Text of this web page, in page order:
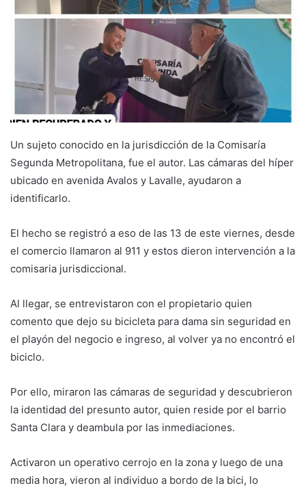
Un sujeto conocido en la jurisdicción de la Comisaría
Segunda Metropolitana, fue el autor. Las cámaras del híper
ubicado en avenida Avalos y Lavalle, ayudaron a
identificarlo.
El hecho se registró a eso de las 13 de este viernes, desde
el comercio llamaron al 911 y estos dieron intervención a la
comisaria jurisdiccional.
Al llegar, se entrevistaron con el propietario quien
comento que dejo su bicicleta para dama sin seguridad en
el playón del negocio e ingreso, al volver ya no encontró el
biciclo.
Por ello, miraron las cámaras de seguridad y descubrieron
la identidad del presunto autor, quien reside por el barrio
Santa Clara y deambula por las inmediaciones.
Activaron un operativo cerrojo en la zona y luego de una
media hora, vieron al individuo a bordo de la bici, lo